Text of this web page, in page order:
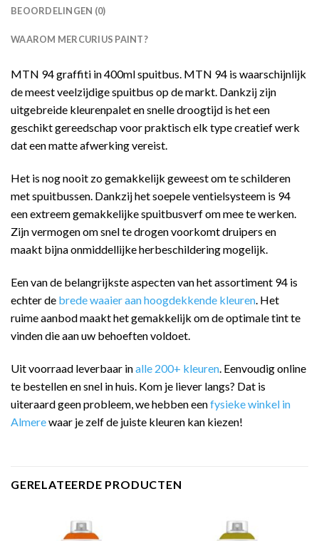
BEOORDELINGEN (0)
WAAROM MERCURIUS PAINT?
MTN 94 graffiti in 400ml spuitbus. MTN 94 is waarschijnlijk
de meest veelzijdige spuitbus op de markt. Dankzij zijn
uitgebreide kleurenpalet en snelle droogtijd is het een
geschikt gereedschap voor praktisch elk type creatief werk
dat een matte afwerking vereist.
Het is nog nooit zo gemakkelijk geweest om te schilderen
met spuitbussen. Dankzij het soepele ventielsysteem is 94
een extreem gemakkelijke spuitbusverf om mee te werken.
Zijn vermogen om snel te drogen voorkomt druipers en
maakt bijna onmiddellijke herbeschildering mogelijk.
Een van de belangrijkste aspecten van het assortiment 94 is
echter de brede waaier aan hoogdekkende kleuren. Het
ruime aanbod maakt het gemakkelijk om de optimale tint te
vinden die aan uw behoeften voldoet.
Uit voorraad leverbaar inalle 200+ kleuren . Eenvoudig online
te bestellen en snel in huis. Kom je liever langs? Dat is
uiteraard geen probleem, we hebben eenfysieke winkel in
Almerewaar je zelf de juiste kleuren kan kiezen!
GERELATEERDE PRODUCTEN